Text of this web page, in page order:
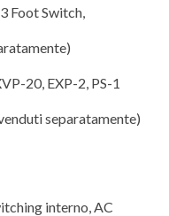
Foot Switch,
20, EXP-2, PS-1
separatamente)
interno, AC